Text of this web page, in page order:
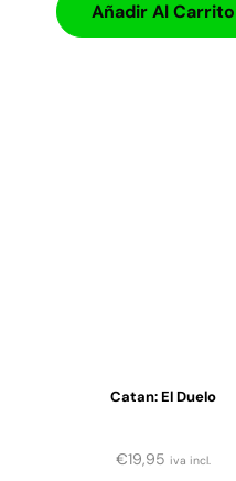
Añadir Al Carrito
Catan: El Duelo
€19,95 iva incl.